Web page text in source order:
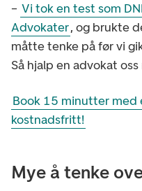
– Vi tok en test som
Advokater, og brukte
måtte tenke på før vi
Så hjalp en advokat
Book 15 minutter med
kostnadsfritt!
Mye å tenke